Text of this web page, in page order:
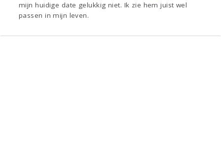
mijn huidige date gelukkig niet. Ik zie hem juist wel
passen in mijn leven.